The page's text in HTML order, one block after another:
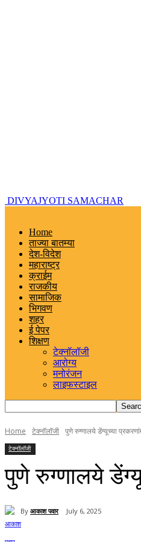
DIVYAJYOTI SAMACHAR
Home
ताज्या बातम्या
देश-विदेश
महाराष्ट्र
क्राईम
राजकीय
सामाजिक
भिगवण
शहर
ई पेपर
शिक्षण
टेक्नॉलॉजी
आरोग्य
मनोरंजन
लाइफस्टाइल
Home टेक्नॉलॉजी पुणे रुग्णालये डेंग्यूच्या
टेक्नॉलॉजी
पुणे रुग्णालये
By आकाश पवार July 6, 2025